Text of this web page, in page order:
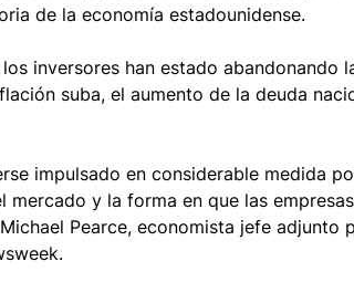
de la economía estadounidense.
inversores han estado abandonando
suba, el aumento de la deuda
impulsado en considerable medida
y la forma en que las
Pearce, economista jefe adjunto